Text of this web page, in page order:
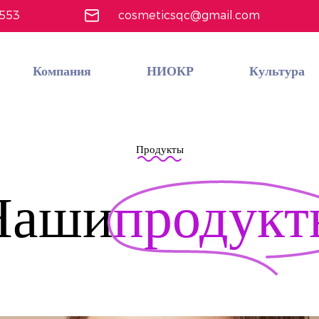
cosmeticsqc@gmail.com
Компания НИОКР Культура
Продукты